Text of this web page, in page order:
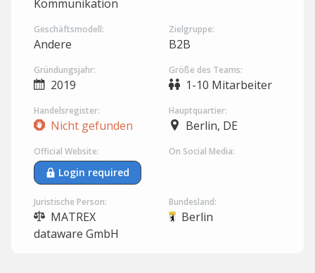
Kommunikation
Geschäftsmodell:
Andere
Zielgruppe:
B2B
Gründungsjahr:
2019
Größe des Teams:
1-10 Mitarbeiter
Handelsregister:
Nicht gefunden
Hauptquartier:
Berlin, DE
Official Website:
Login required
On Social Media:
Juristische Person:
MATREX
dataware GmbH
Bundesland:
Berlin